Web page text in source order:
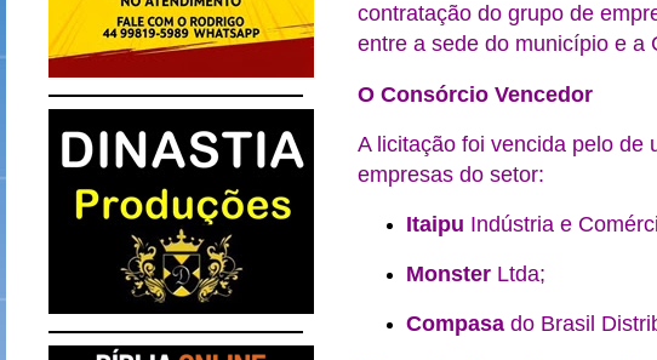
contratação do grupo de
entre a sede do município e a
O Consórcio Vencedor
A licitação foi vencida pelo de
empresas do setor:
Itaipu Indústria e
MonsterLtda;
Compasado Brasil